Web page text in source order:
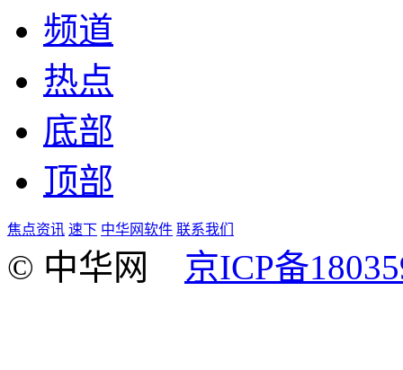
频道
热点
底部
顶部
焦点资讯 速下 中华网软件 联系我们
© 中华网 京ICP备